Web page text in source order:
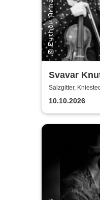
Svavar
String Trio
Salzgitter,
10.10.2026